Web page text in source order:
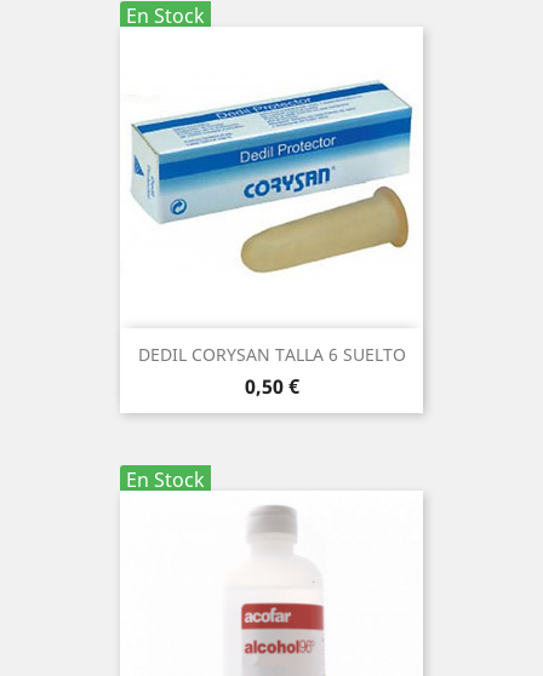
En Stock
DEDIL CORYSAN TALLA 6 SUELTO
Precio
0,50 €
En Stock